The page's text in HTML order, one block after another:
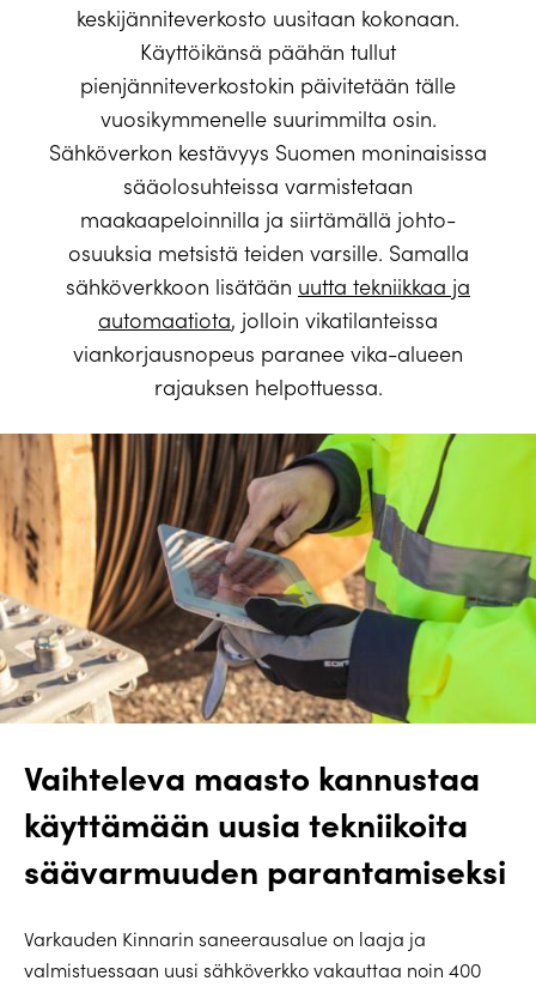
keskijänniteverkosto uusitaan kokonaan.
Käyttöikänsä päähän tullut
pienjänniteverkostokin päivitetään tälle
vuosikymmenelle suurimmilta osin.
Sähköverkon kestävyys Suomen moninaisissa
sääolosuhteissa varmistetaan
maakaapeloinnilla ja siirtämällä johto-
osuuksia metsistä teiden varsille. Samalla
sähköverkkoon lisätään uutta tekniikkaa ja
automaatiota, jolloin vikatilanteissa
viankorjausnopeus paranee vika-alueen
rajauksen helpottuessa.
Vaihteleva maasto kannustaa
käyttämään uusia tekniikoita
säävarmuuden parantamiseksi
Varkauden Kinnarin saneerausalue on laaja ja
valmistuessaan uusi sähköverkko vakauttaa noin 400